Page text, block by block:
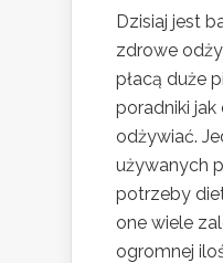
Dzisiaj jest
zdrowe
płacą duże
poradniki jak
odżywiać.
używanych
potrzeby
one wiele
ogromnej